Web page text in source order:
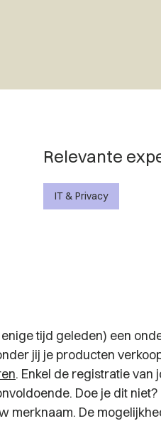
Relevante
IT & Privacy
enige tijd geleden) een
jij je producten
. Enkel de registratie van
Doe je dit
merknaam. De